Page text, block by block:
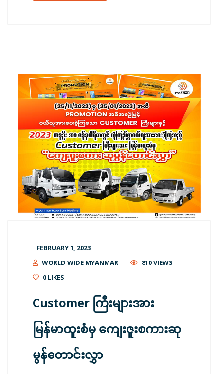
FEBRUARY 1, 2023
WORLD WIDE MYANMAR
810 VIEWS
0 LIKES
Customer ကြီးများအား
မြန်မာထူးစံမှ ကျေးဇူးစကားဆု
မွန်တောင်းလွှာ